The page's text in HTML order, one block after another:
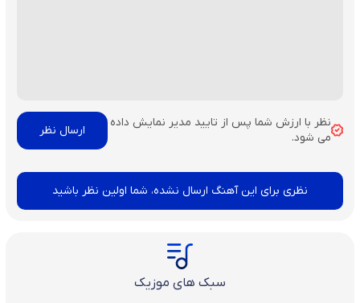
نظر با ارزش شما پس از تایید مدیر نمایش داده
می شود.
نظری برای این آهنگ ارسال نشده، شما اولین نظر باشید
سبک های موزیک